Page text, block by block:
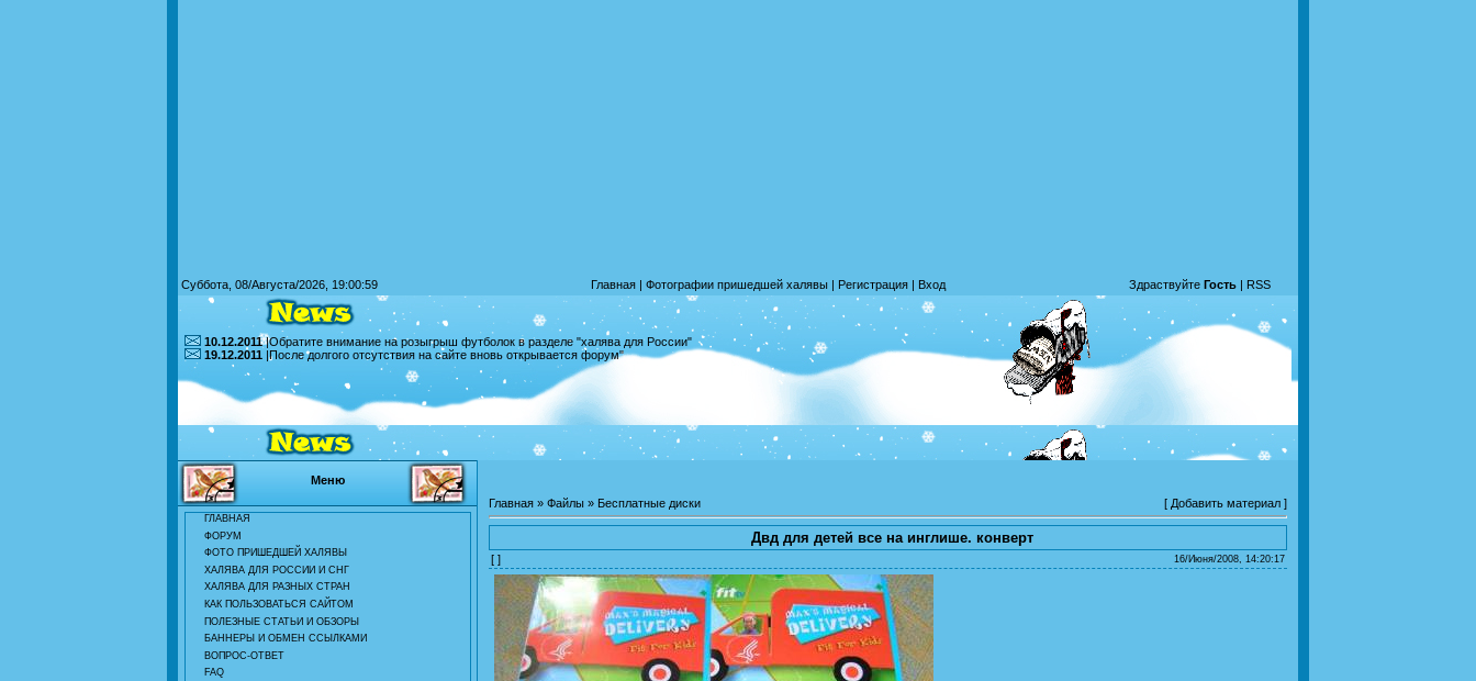
Суббота, 08/Августа/2026, 19:00:59 Главная | Фотографии пришедшей халявы | Регистрация | Вход Здраствуйте Гость | RSS
10.12.2011|Обратите внимание на розыгрыш футболок в разделе "халява для России"
19.12.2011 |После долгого отсутствия на сайте вновь открывается форум"
Меню
ГЛАВНАЯ
ФОРУМ
ФОТО ПРИШЕДШЕЙ ХАЛЯВЫ
ХАЛЯВА ДЛЯ РОССИИ И СНГ
ХАЛЯВА ДЛЯ РАЗНЫХ СТРАН
КАК ПОЛЬЗОВАТЬСЯ САЙТОМ
ПОЛЕЗНЫЕ СТАТЬИ И ОБЗОРЫ
БАННЕРЫ И ОБМЕН ССЫЛКАМИ
ВОПРОС-ОТВЕТ
FAQ
Главная » Файлы » Бесплатные диски [ Добавить материал ]
Двд для детей все на инглише. конверт
[ ] 16/Июня/2008, 14:20:17